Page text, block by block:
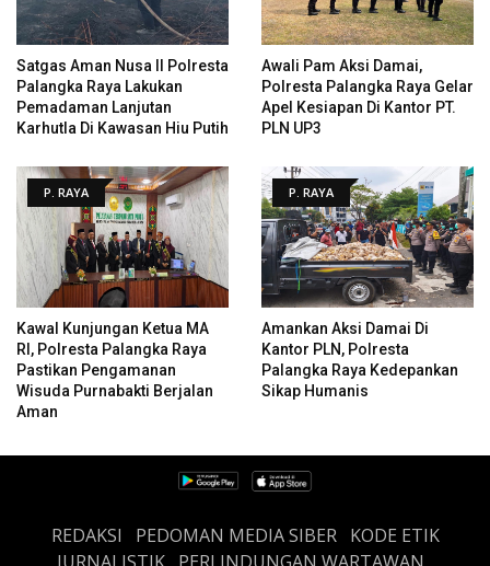
Satgas Aman Nusa II Polresta
Palangka Raya Lakukan
Pemadaman Lanjutan
Karhutla Di Kawasan Hiu Putih
Awali Pam Aksi Damai,
Polresta Palangka Raya Gelar
Apel Kesiapan Di Kantor PT.
PLN UP3
P. RAYA
Kawal Kunjungan Ketua MA
RI, Polresta Palangka Raya
Pastikan Pengamanan
Wisuda Purnabakti Berjalan
Aman
P. RAYA
Amankan Aksi Damai Di
Kantor PLN, Polresta
Palangka Raya Kedepankan
Sikap Humanis
REDAKSI PEDOMAN MEDIA SIBER
KODE ETIK